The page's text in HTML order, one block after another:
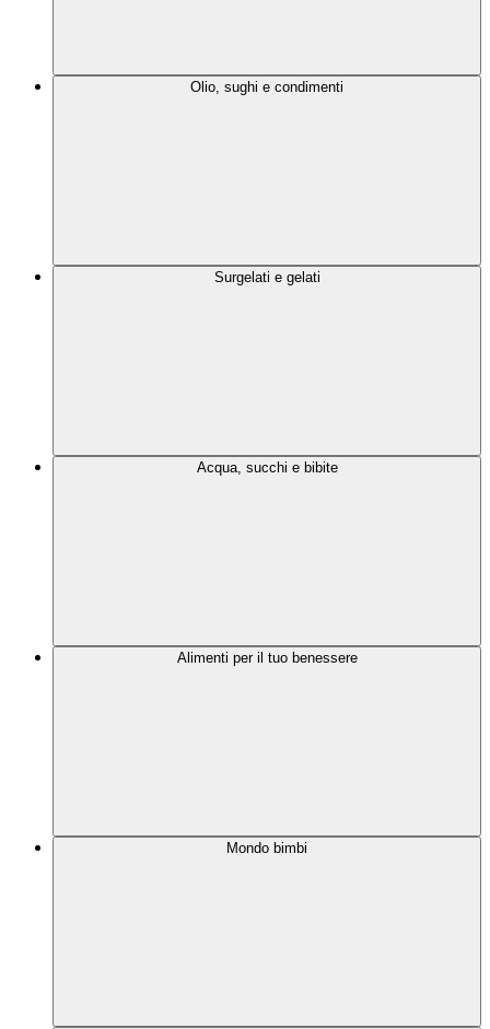
Olio, sughi e condimenti
Surgelati e gelati
Acqua, succhi e bibite
Alimenti per il tuo benessere
Mondo bimbi